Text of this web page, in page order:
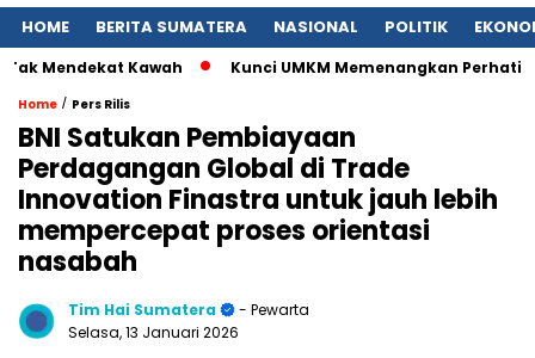
HOME BERITA SUMATERA NASIONAL POLITIK
Kawah Kunci UMKM Memenangkan Perhatian
Home / Pers Rilis
BNI Satukan Pembiayaan
Perdagangan Global di Trade
Innovation Finastra untuk jauh lebih
mempercepat proses orientasi
nasabah
Tim Hai Sumatera
- Pewarta
Selasa, 13 Januari 2026